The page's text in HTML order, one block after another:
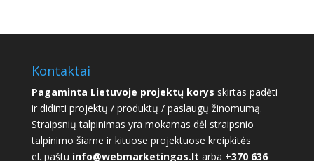
Kontaktai
Pagaminta Lietuvoje projektų korys skirtas padėti
ir didinti projektų / produktų / paslaugų žinomumą.
Straipsnių talpinimas yra mokamas dėl straipsnio
talpinimo šiame ir kituose projektuose kreipkitės
el. paštu info@webmarketingas.lt arba +370 636